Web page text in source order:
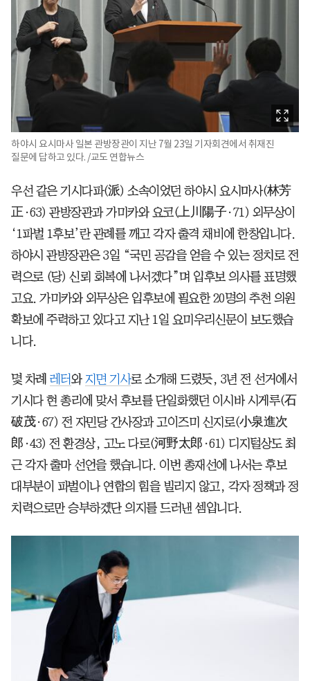
하야시 요시마사 일본 관방장관이 지난 7월 23일 기자회견에서 취재진
질문에 답하고 있다. /교도 연합뉴스
우선 같은 기시다파(派) 소속이었던 하야시 요시마사(林芳
正·63) 관방장관과 가미카와 요코(上川陽子·71) 외무상이
‘1파벌 1후보’란 관례를 깨고 각자 출격 채비에 한창입니다.
하야시 관방장관은 3일 “국민 공감을 얻을 수 있는 정치로 전
력으로 (당) 신뢰 회복에 나서겠다”며 입후보 의사를 표명했
고요. 가미카와 외무상은 입후보에 필요한 20명의 추천 의원
확보에 주력하고 있다고 지난 1일 요미우리신문이 보도했습
니다.
몇 차례 레터 와 지면 기사로 소개해 드렸듯, 3년 전 선거에서
기시다 현 총리에 맞서 후보를 단일화했던 이시바 시게루(石
破茂·67) 전 자민당 간사장과 고이즈미 신지로(小泉進次
郎·43) 전 환경상, 고노 다로(河野太郎·61) 디지털상도 최
근 각자 출마 선언을 했습니다. 이번 총재선에 나서는 후보
대부분이 파벌이나 연합의 힘을 빌리지 않고, 각자 정책과 정
치력으로만 승부하겠단 의지를 드러낸 셈입니다.